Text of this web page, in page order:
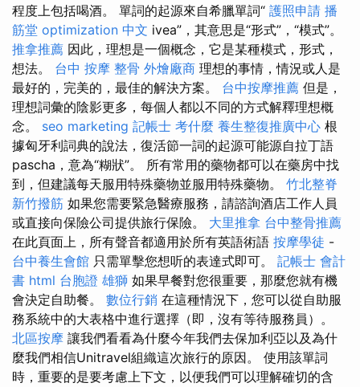
程度上包括喝酒。 單詞的起源來自希臘單詞“ 護照申請 播
筋堂 optimization 中文 ivea”，其意思是“形式”，“模式”。
推拿推薦 因此，理想是一個概念，它是某種模式，形式，
想法。 台中 按摩 整骨 外燴廠商 理想的事情，情況或人是
最好的，完美的，最佳的解決方案。 台中按摩推薦 但是，
理想詞彙的陰影更多，每個人都以不同的方式解釋理想概
念。 seo marketing 記帳士 考什麼 養生整復推廣中心 根
據匈牙利詞典的說法，復活節一詞的起源可能源自拉丁語
pascha，意為“糊狀”。 所有常用的藥物都可以在藥房中找
到，但建議每天服用特殊藥物並服用特殊藥物。 竹北整脊
新竹撥筋 如果您需要緊急醫療服務，請諮詢酒店工作人員
或直接向保險公司提供旅行保險。 大里推拿 台中整骨推薦
在此頁面上，所有聲音都適用於所有英語術語 按摩學徒 -
台中養生會館 只需單擊您想听的表達式即可。 記帳士 會計
書 html 台胞證 雄獅 如果早餐對您很重要，那麼您就有機
會決定自助餐。 數位行銷 在這種情況下，您可以從自助服
務系統中的大表格中進行選擇（即，沒有等待服務員）。
北區按摩 讓我們看看為什麼今年我們去保加利亞以及為什
麼我們相信Unitravel組織這次旅行的原因。 使用該單詞
時，重要的是要考慮上下文，以便我們可以理解確切的含